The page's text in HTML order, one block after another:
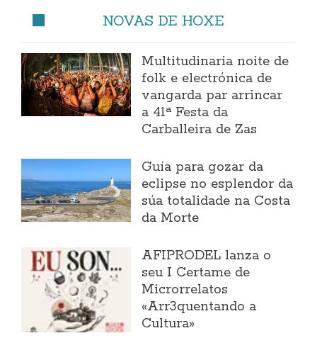
NOVAS DE HOXE
Multitudinaria noite de
folk e electrónica de
vangarda par arrincar
a 41ª Festa da
Carballeira de Zas
Guía para gozar da
eclipse no esplendor da
súa totalidade na Costa
da Morte
AFIPRODEL lanza o
seu I Certame de
Microrrelatos
«Arr3quentando a
Cultura»